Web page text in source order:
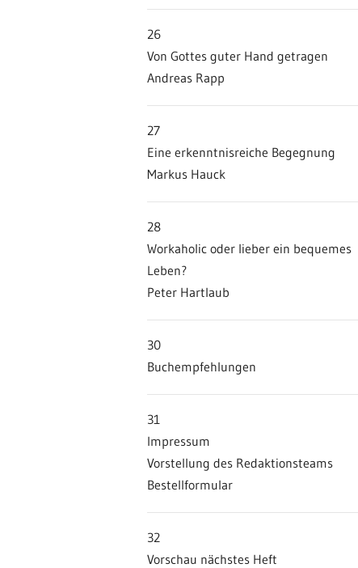
26
Von Gottes guter Hand getragen
Andreas Rapp
27
Eine erkenntnisreiche Begegnung
Markus Hauck
28
Workaholic oder lieber ein bequemes
Leben?
Peter Hartlaub
30
Buchempfehlungen
31
Impressum
Vorstellung des Redaktionsteams
Bestellformular
32
Vorschau nächstes Heft